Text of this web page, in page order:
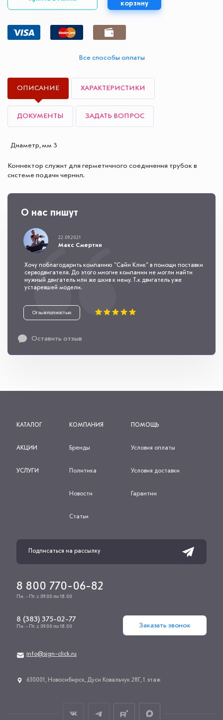
корзину
Все способы оплаты
ОПИСАНИЕ ХАРАКТЕРИСТИКИ
ДОКУМЕНТЫ ЗАДАТЬ ВОПРОС
Диаметр, мм 3
Коннектор служит для герметичного соединения трубок в
системе подачи чернил.
О нас пишут
Оставить отзыв
22.09.2021
Макс Смертин
Хочу поблагодарить компанию "Сайн Клик" в помощи поставки
серводвигателя. До этого многие компании не могли найти
нужный двигатель или же шкив к нему. Т.к двигатель уже
устаревшей модели.
Отзыв полностью
КАТАЛОГ
АКЦИИ
УСЛУГИ
КОМПАНИЯ
Бренды
Политика
Новости
Статьи
ПОМОЩЬ
Условия оплаты
Условия доставки
Гарантии
8 800 770-06-82
Пн. - Пт. с 09.00 по 18.00
8 (383) 375-02-77
Пн. - Пт. с 09.00 по 18.00 Заказать звонок
info@sign-click.ru
​630001, Новосибирск, Дуси Ковальчук 28Г, 1 этаж